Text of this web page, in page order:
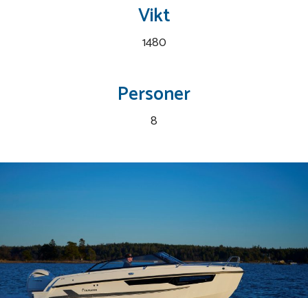
Vikt
1480
Personer
8